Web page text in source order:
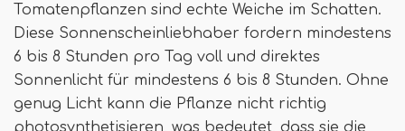
Tomatenpflanzen sind echte Weiche im Schatten.
Diese Sonnenscheinliebhaber fordern mindestens
6 bis 8 Stunden pro Tag voll und direktes
Sonnenlicht für mindestens 6 bis 8 Stunden. Ohne
genug Licht kann die Pflanze nicht richtig
photosynthetisieren, was bedeutet, dass sie die